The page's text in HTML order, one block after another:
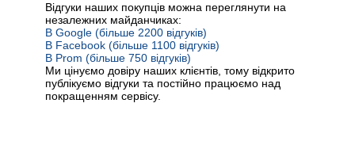
Відгуки наших покупців можна переглянути на
незалежних майданчиках:
В Google (більше 2200 відгуків)
В Facebook (більше 1100 відгуків)
В Prom (більше 750 відгуків)
Ми цінуємо довіру наших клієнтів, тому відкрито
публікуємо відгуки та постійно працюємо над
покращенням сервісу.